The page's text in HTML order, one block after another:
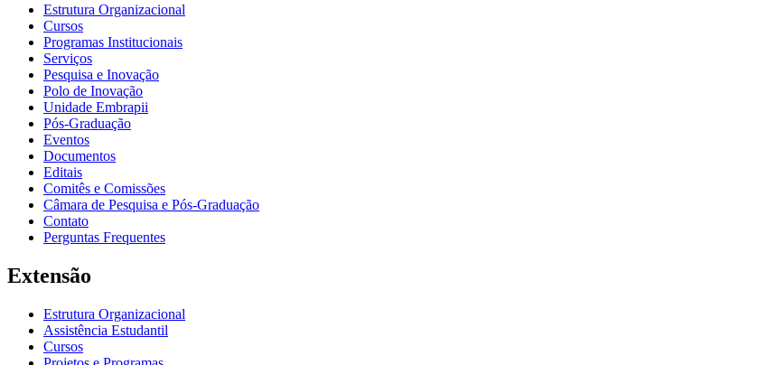
Estrutura Organizacional
Cursos
Programas Institucionais
Serviços
Pesquisa e Inovação
Polo de Inovação
Unidade Embrapii
Pós-Graduação
Eventos
Documentos
Editais
Comitês e Comissões
Câmara de Pesquisa e Pós-Graduação
Contato
Perguntas Frequentes
Extensão
Estrutura Organizacional
Assistência Estudantil
Cursos